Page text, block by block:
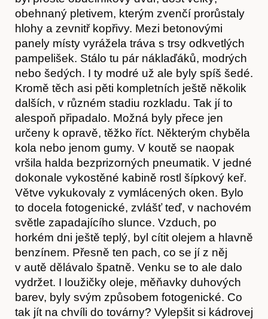
obehnaný pletivem, kterým zvenčí prorůstaly
hlohy a zevnitř kopřivy. Mezi betonovými
panely místy vyrážela tráva s trsy odkvetlých
pampelišek. Stálo tu pár náklaďáků, modrých
nebo šedých. I ty modré už ale byly spíš šedé.
Kromě těch asi pěti kompletních ještě několik
dalších, v různém stadiu rozkladu. Tak jí to
alespoň připadalo. Možná byly přece jen
určeny k opravě, těžko říct. Některým chyběla
kola nebo jenom gumy. V koutě se naopak
vršila halda bezprizorných pneumatik. V jedné
dokonale vykostěné kabině rostl šípkový keř.
Větve vykukovaly z vymlácených oken. Bylo
to docela fotogenické, zvlášť teď, v nachovém
světle zapadajícího slunce. Vzduch, po
horkém dni ještě teplý, byl cítit olejem a hlavně
benzínem. Přesně ten pach, co se jí z něj
v autě dělávalo špatně. Venku se to ale dalo
vydržet. I loužičky oleje, měňavky duhových
barev, byly svým způsobem fotogenické. Co
tak jít na chvíli do továrny? Vylepšit si kádrovej